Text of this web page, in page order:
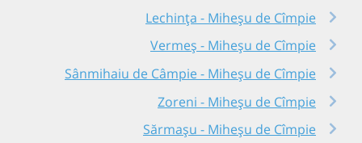
Lechința - Miheșu de Cîmpie
Vermeș - Miheșu de Cîmpie
Sânmihaiu de Câmpie - Miheșu de Cîmpie
Zoreni - Miheșu de Cîmpie
Sărmașu - Miheșu de Cîmpie